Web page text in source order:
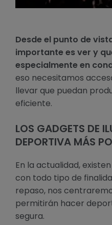
Desde el punto de
importante es ver y
especialmente en
eso necesitamos
llevar que puedan
eficiente.
LOS GADGETS DE
DEPORTIVA MÁS
En la actualidad,
con todo tipo de
repaso, nos
permitirán hacer
segura.